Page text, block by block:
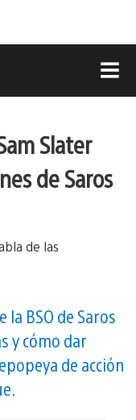
Slater
de Saros
BSO de Saros
y cómo dar
de acción